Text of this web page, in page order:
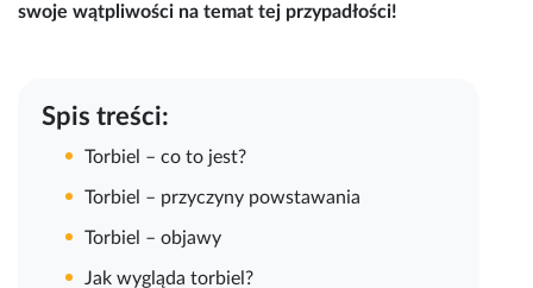
swoje wątpliwości na temat tej przypadłości!
Spis treści:
Torbiel – co to jest?
Torbiel – przyczyny powstawania
Torbiel – objawy
Jak wygląda torbiel?